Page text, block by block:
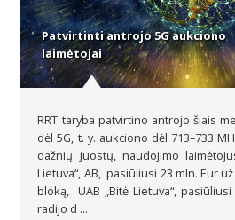
Patvirtinti antrojo 5G aukciono
laimėtojai
RRT taryba patvirtino antrojo šiais
dėl 5G, t. y. aukciono dėl 713–733
dažnių juostų, naudojimo
Lietuva“, AB, pasiūliusi 23 mln. Eur
bloką, UAB „Bitė Lietuva“,
radijo d ...